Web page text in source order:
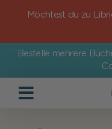
Möchtest du zu
Bestelle mehrere